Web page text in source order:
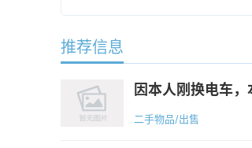
推荐信息
因本人刚换电车
二手物品/出售